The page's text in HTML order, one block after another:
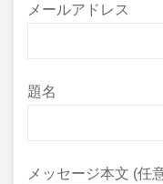
メールアドレス
題名
メッセージ本文 (任